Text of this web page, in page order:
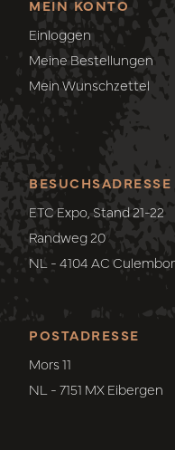
MEIN KONTO
Einloggen
Meine Bestellungen
Mein Wunschzettel
POSTADRESSE
Mors 11
NL - 7151 MX Eibergen
ETC Expo, Stand 21-22
Randweg 20
NL - 4104 AC